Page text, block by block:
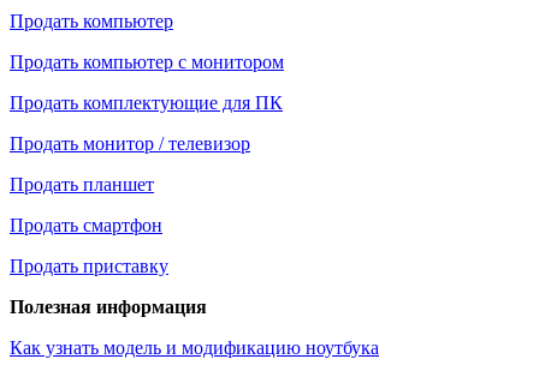
Продать компьютер
Продать компьютер с монитором
Продать комплектующие для ПК
Продать монитор / телевизор
Продать планшет
Продать смартфон
Продать приставку
Полезная информация
Как узнать модель и модификацию ноутбука